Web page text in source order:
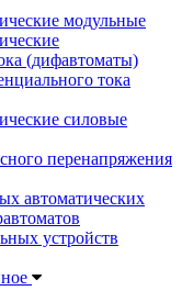
модульные
(дифавтоматы)
тока
силовые
перенапряжения
автоматических
устройств